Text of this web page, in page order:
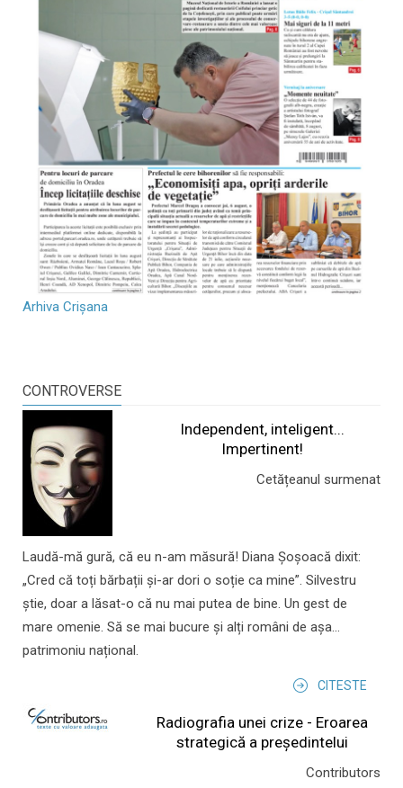
Arhiva Crișana
CONTROVERSE
Independent, inteligent...
Impertinent!
Cetățeanul surmenat
Laudă-mă gură, că eu n-am măsură! Diana Șoșoacă dixit:
„Cred că toți bărbații și-ar dori o soție ca mine”. Silvestru
știe, doar a lăsat-o că nu mai putea de bine. Un gest de
mare omenie. Să se mai bucure și alți români de așa...
patrimoniu național.
CITESTE
Radiografia unei crize - Eroarea
strategică a președintelui
Contributors